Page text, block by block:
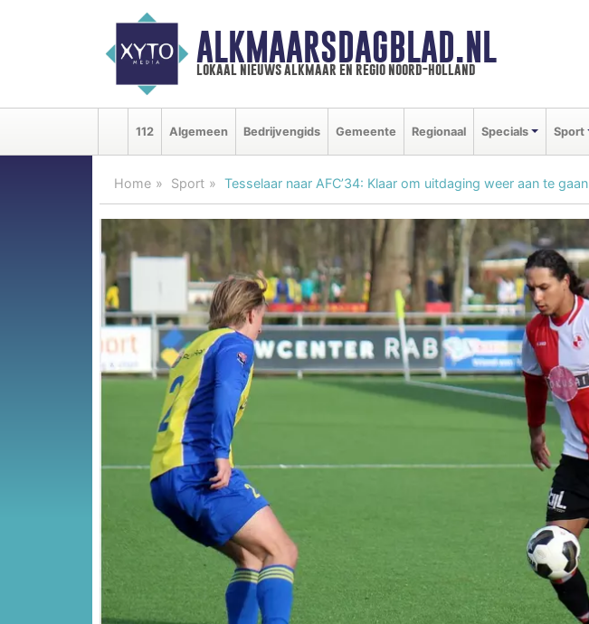
ALKMAARSDAGBLAD.NL
lokaal nieuws alkmaar en regio noord-holland
112 Algemeen Bedrijvengids Gemeente Regionaal Specials Sport
Home Sport Tesselaar naar AFC’34: Klaar om uitdaging weer aan te gaan